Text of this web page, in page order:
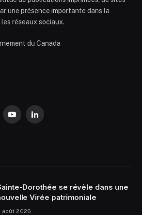
une présence importante dans la
réseaux sociaux.
du Canada
YouTubeLinkedIn
Dorothée se révèle dans une
Virée patrimoniale
août 2026